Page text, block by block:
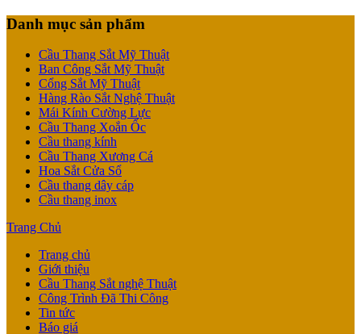
Danh mục sản phẩm
Cầu Thang Sắt Mỹ Thuật
Ban Công Sắt Mỹ Thuật
Cổng Sắt Mỹ Thuật
Hàng Rào Sắt Nghệ Thuật
Mái Kính Cường Lực
Cầu Thang Xoắn Ốc
Cầu thang kính
Cầu Thang Xương Cá
Hoa Sắt Cửa Sổ
Cầu thang dây cáp
Cầu thang inox
Trang Chủ
Trang chủ
Giới thiệu
Cầu Thang Sắt nghệ Thuật
Công Trình Đã Thi Công
Tin tức
Báo giá